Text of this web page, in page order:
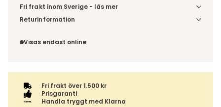
Fri frakt inom Sverige - läs mer
Denna vara skickas till ett ombud. Du väljer själv i kassan
till. Du blir aviserad när din order finns att hämta. Beställs
varan ihop med andra produkter skickas hela ordern
Returinformation
order, enligtdistansavtalslagen.
Visas endast online
Fri frakt över 1.500 kr
Prisgaranti
Handla tryggt med Klarna